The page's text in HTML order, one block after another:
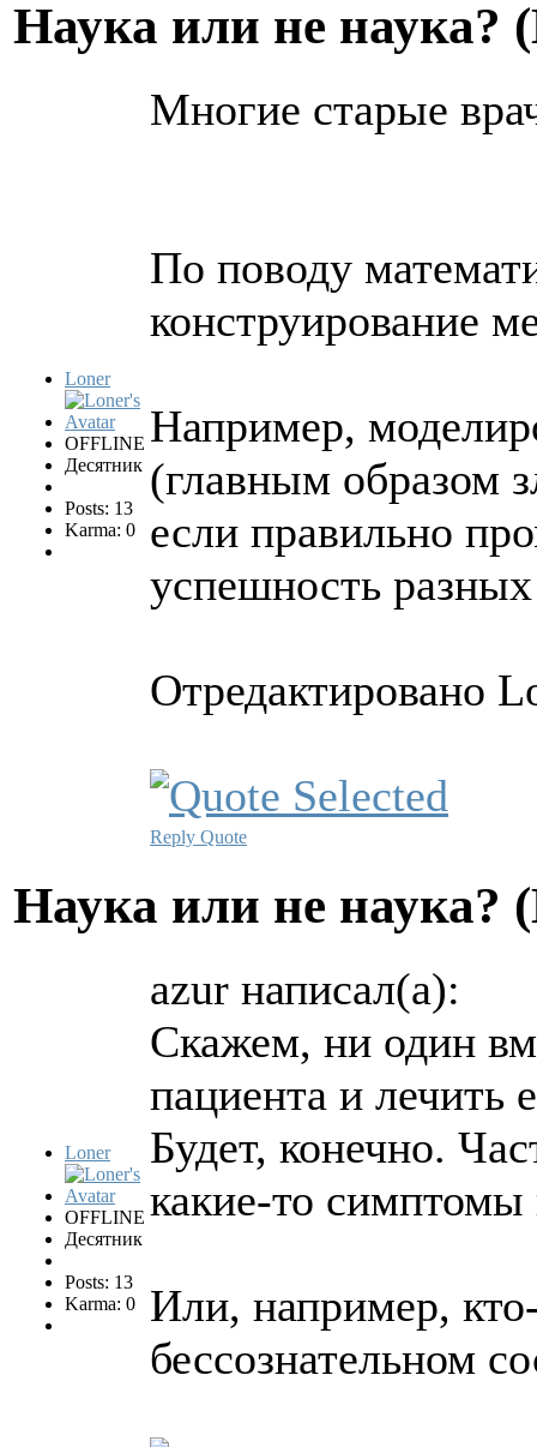
Hаука или не наука?
Loner
OFFLINE
Десятник
Posts: 13
Karma: 0
Многие старые
По поводу
конструирование
Например,
(главным образом
если правильно
успешность
Отредактировано
Reply Quote
Hаука или не наука?
Loner
OFFLINE
Десятник
Posts: 13
Karma: 0
azur написал(а):
Скажем, ни один
пациента и лечить
Будет, конечно.
какие-то симптомы
Или, например,
бессознательном